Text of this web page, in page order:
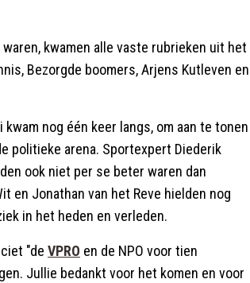
kwamen alle vaste rubrieken uit het
Bezorgde boomers, Arjens Kutleven en
nog één keer langs, om aan te tonen
politieke arena. Sportexpert Diederik
ook niet per se beter waren dan
en Jonathan van het Reve hielden nog
in het heden en verleden.
"de VPRO en de NPO voor tien
Jullie bedankt voor het komen en voor